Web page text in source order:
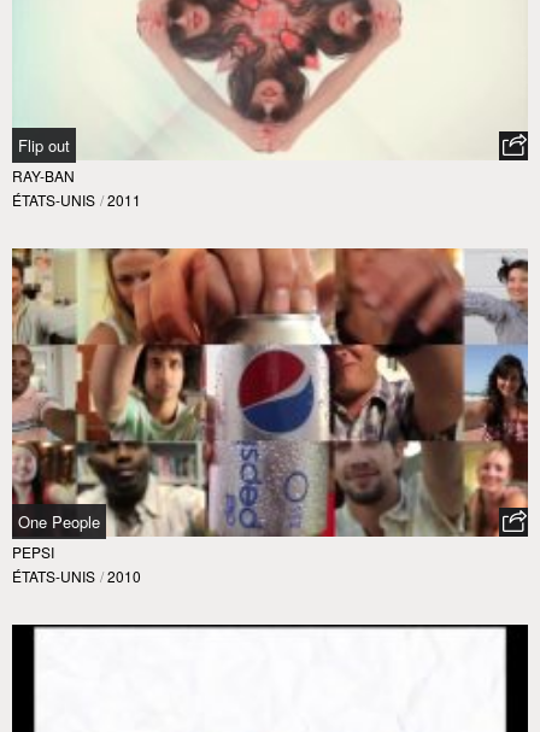
Flip out
RAY-BAN
ÉTATS-UNIS / 2011
One People
PEPSI
ÉTATS-UNIS / 2010